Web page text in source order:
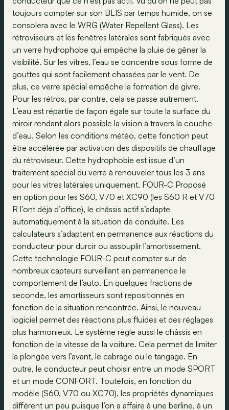
toujours compter sur son BLIS par temps humide, on se
consolera avec le WRG (Water Repellent Glass). Les
rétroviseurs et les fenêtres latérales sont fabriqués avec
un verre hydrophobe qui empêche la pluie de gêner la
visibilité. Sur les vitres, l’eau se concentre sous forme de
gouttes qui sont facilement chassées par le vent. De
plus, ce verre spécial empêche la formation de givre.
Pour les rétros, par contre, cela se passe autrement.
L’eau est répartie de façon égale sur toute la surface du
miroir rendant alors possible la vision à travers la couche
d’eau. Selon les conditions météo, cette fonction peut
être accélérée par activation des dispositifs de chauffage
du rétroviseur. Cette hydrophobie est issue d’un
traitement spécial du verre à renouveler tous les 3 ans
pour les vitres latérales uniquement. FOUR-C Proposé
en option pour les S60, V70 et XC90 (les S60 R et V70
R l’ont déjà d’office), le châssis actif s’adapte
automatiquement à la situation de conduite. Les
calculateurs s’adaptent en permanence aux réactions du
conducteur pour durcir ou assouplir l’amortissement.
Cette technologie FOUR-C peut compter sur de
nombreux capteurs surveillant en permanence le
comportement de l’auto. En quelques fractions de
seconde, les amortisseurs sont repositionnés en
fonction de la situation rencontrée. Ainsi, le nouveau
logiciel permet des réactions plus fluides et des réglages
plus harmonieux. Le système règle aussi le châssis en
fonction de la vitesse de la voiture. Cela permet de limiter
la plongée vers l’avant, le cabrage ou le tangage. En
outre, le conducteur peut choisir entre un mode SPORT
et un mode CONFORT. Toutefois, en fonction du
modèle (S60, V70 ou XC70), les propriétés dynamiques
différent un peu puisque l’on a affaire à une berline, à un